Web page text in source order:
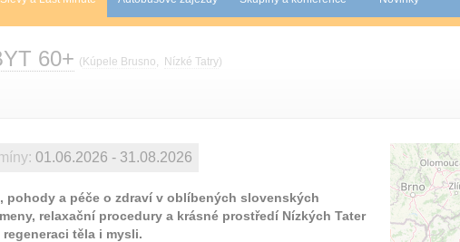
60+ ( Kúpele Brusno, Nízké Tatry)
01.06.2026 - 31.08.2026
pohody a péče o zdraví v oblíbených slovenských
relaxační procedury a krásné prostředí Nízkých Tater
těla i mysli.